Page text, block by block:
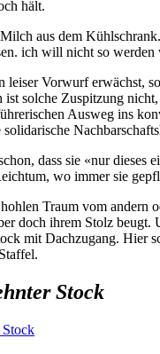
hält.
aus dem
ich will nicht so werden
leiser Vorwurf erwächst,
ist solche Zuspitzung
Ausweg ins
solidarische
dass sie «nur
wo immer sie
Traum vom andern
doch ihrem Stolz
mit Dachzugang. Hier
Stock